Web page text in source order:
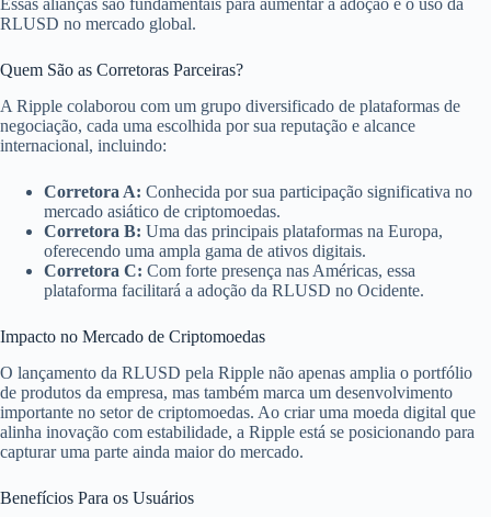
Essas alianças são fundamentais para aumentar a adoção e o uso da
RLUSD no mercado global.
Quem São as Corretoras Parceiras?
A Ripple colaborou com um grupo diversificado de plataformas de
negociação, cada uma escolhida por sua reputação e alcance
internacional, incluindo:
Corretora A: Conhecida por sua participação significativa no
mercado asiático de criptomoedas.
Corretora B: Uma das principais plataformas na Europa,
oferecendo uma ampla gama de ativos digitais.
Corretora C: Com forte presença nas Américas, essa
plataforma facilitará a adoção da RLUSD no Ocidente.
Impacto no Mercado de Criptomoedas
O lançamento da RLUSD pela Ripple não apenas amplia o portfólio
de produtos da empresa, mas também marca um desenvolvimento
importante no setor de criptomoedas. Ao criar uma moeda digital que
alinha inovação com estabilidade, a Ripple está se posicionando para
capturar uma parte ainda maior do mercado.
Benefícios Para os Usuários